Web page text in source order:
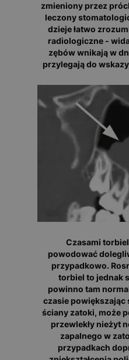
zmieniony przez
leczony
dzieje łatwo
radiologiczne -
zębów wnikają w
przylegają do
Czasami
powodować
przypadkowo.
torbiel to jednak
powinno tam
czasie powiększając
ściany zatoki, może
przewlekły nieżyt
zapalnego w
przypadkach